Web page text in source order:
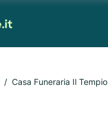
Casa Funeraria Il Tempio